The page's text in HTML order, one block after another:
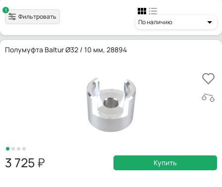
1
Фильтровать
По наличию
Полумуфта Baltur Ø32 / 10 мм, 28894
3 725 Купить